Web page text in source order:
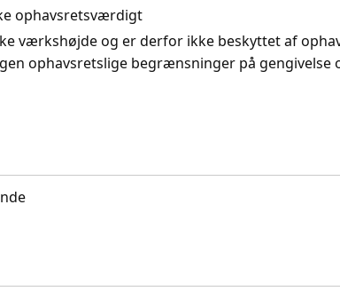
ophavsretsværdigt
værkshøjde og er derfor ikke beskyttet af
ophavsretslige begrænsninger på gengivelse